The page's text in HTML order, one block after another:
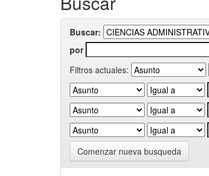
Buscar:
por
Filtros actuales:
Comenzar nueva busqueda